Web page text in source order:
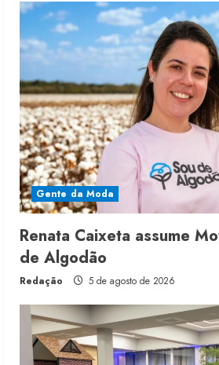
Gente da Moda
Renata Caixeta assume
de Algodão
Redação 5 de agosto de 2026